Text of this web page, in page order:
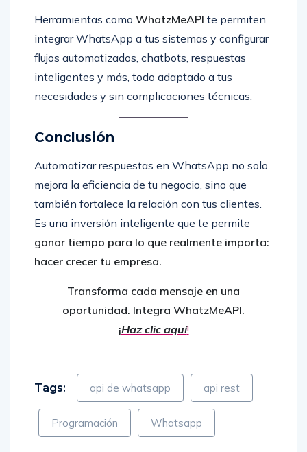
Herramientas como WhatzMeAPI te permiten
integrar WhatsApp a tus sistemas y configurar
flujos automatizados, chatbots, respuestas
inteligentes y más, todo adaptado a tus
necesidades y sin complicaciones técnicas.
Conclusión
Automatizar respuestas en WhatsApp no ​​solo
mejora la eficiencia de tu negocio, sino que
también fortalece la relación con tus clientes.
Es una inversión inteligente que te permite
ganar tiempo para lo que realmente importa:
hacer crecer tu empresa.
Transforma cada mensaje en una
oportunidad. Integra WhatzMeAPI.
¡Haz clic aquí!
Tags: api de whatsapp api rest
Programación Whatsapp